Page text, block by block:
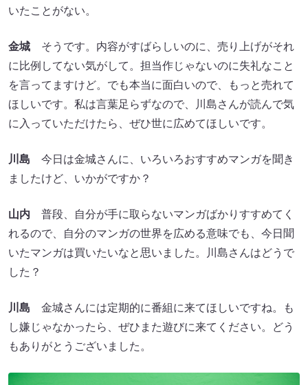
いたことがない。
金城 そうです。内容がすばらしいのに、売り上げがそれ
に比例してない気がして。担当作じゃないのに失礼なこと
を言ってますけど。でも本当に面白いので、もっと売れて
ほしいです。私は言葉足らずなので、川島さんが読んで気
に入っていただけたら、ぜひ世に広めてほしいです。
川島 今日は金城さんに、いろいろおすすめマンガを聞き
ましたけど、いかがですか？
山内 普段、自分が手に取らないマンガばかりすすめてく
れるので、自分のマンガの世界を広める意味でも、今日聞
いたマンガは買いたいなと思いました。川島さんはどうで
した？
川島 金城さんには定期的に番組に来てほしいですね。も
し嫌じゃなかったら、ぜひまた遊びに来てください。どう
もありがとうございました。